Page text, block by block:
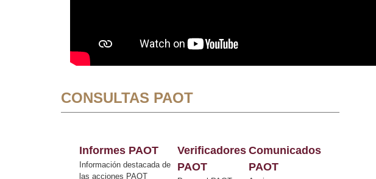
CONSULTAS PAOT
Informes PAOT
Información destacada de
las acciones PAOT
Verificadores
PAOT
Comunicados
PAOT